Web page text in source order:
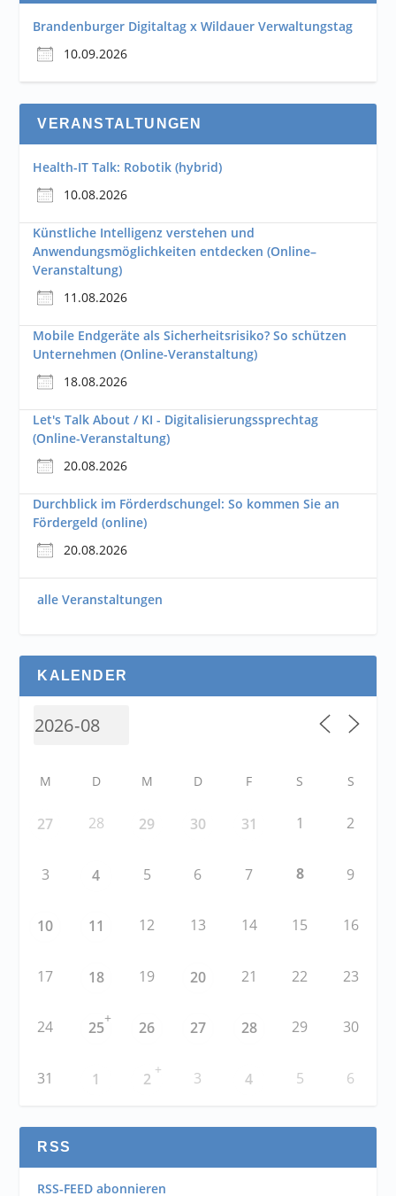
Brandenburger Digitaltag x Wildauer Verwaltungstag
10.09.2026
VERANSTALTUNGEN
Health-IT Talk: Robotik (hybrid)
10.08.2026
Künstliche Intelligenz verstehen und
Anwendungsmöglichkeiten entdecken (Online–
Veranstaltung)
11.08.2026
Mobile Endgeräte als Sicherheitsrisiko? So schützen
Unternehmen (Online-Veranstaltung)
18.08.2026
Let's Talk About / KI - Digitalisierungssprechtag
(Online-Veranstaltung)
20.08.2026
Durchblick im Förderdschungel: So kommen Sie an
Fördergeld (online)
20.08.2026
alle Veranstaltungen
KALENDER
M D M D F S S
27 28 29 30 31 1 2
3 4 5 6 7 8 9
10 11 12 13 14 15 16
17 18 19 20 21 22 23
24 25
+
26 27 28 29 30
31 1 2
+ 3 4 5 6
RSS
RSS-FEED abonnieren